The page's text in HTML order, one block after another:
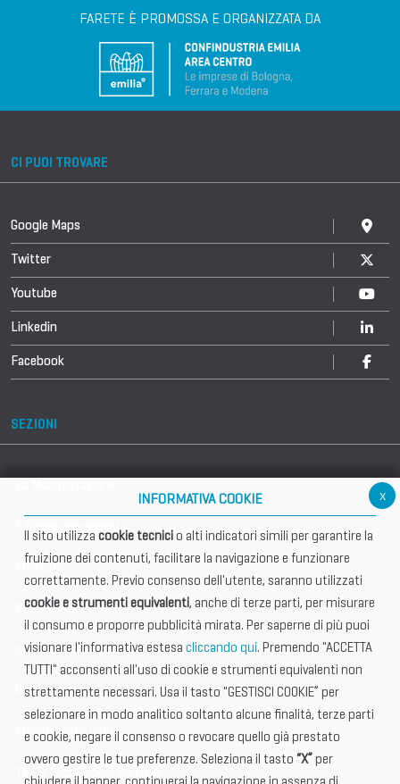
FARETE È PROMOSSA E ORGANIZZATA DA
CI PUOI TROVARE
Google Maps
Twitter
Youtube
Linkedin
Facebook
SEZIONI
Info utili
Documentazione
Informazione importante
Vetrina Espositori
International Club
Tax & Legal Global Services
x
INFORMATIVA COOKIE
Il sito utilizza cookie tecnicio alti indicatori simili per garantire la
fruizione dei contenuti, facilitare la navigazione e funzionare
correttamente. Previo consenso dell'utente, saranno utilizzati
cookie e strumenti equivalenti, anche di terze parti, per misurare
il consumo e proporre pubblicità mirata. Per saperne di più puoi
visionare l'informativa estesa cliccando qui. Premendo "ACCETTA
TUTTI" acconsenti all'uso di cookie e strumenti equivalenti non
strettamente necessari. Usa il tasto "GESTISCI COOKIE” per
selezionare in modo analitico soltanto alcune finalità, terze parti
e cookie, negare il consenso o revocare quello già prestato
ovvero gestire le tue preferenze. Seleziona il tasto “X” per